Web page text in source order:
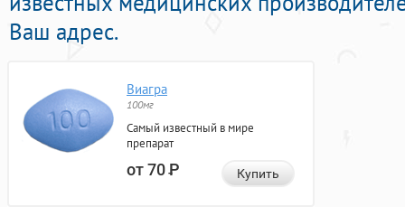
Ваш адрес.
Виагра
100мг
Самый известный в мире
препарат
от 70Р Купить